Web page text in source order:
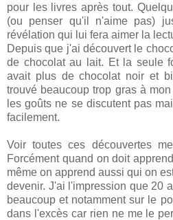
pour les livres après tout.
(ou penser qu'il n'aime pas)
révélation qui lui fera aimer la
Depuis que j'ai découvert le
de chocolat au lait. Et la seule
avait plus de chocolat noir et
trouvé beaucoup trop gras à
les goûts ne se discutent pas
facilement.
Voir toutes ces découvertes
Forcément quand on doit
même on apprend aussi qui on
devenir. J'ai l'impression que 20
beaucoup et notamment sur le
dans l'excès car rien ne me le